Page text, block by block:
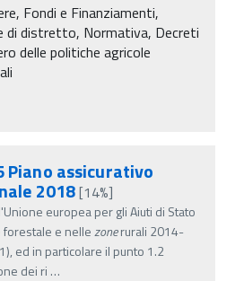
Fondi e Finanziamenti,
di distretto, Normativa, Decreti
delle politiche agricole
Piano assicurativo
2018[14%]
europea per gli Aiuti di Stato
e nellezonerurali 2014-
ed in particolare il punto 1.2
dei ri …